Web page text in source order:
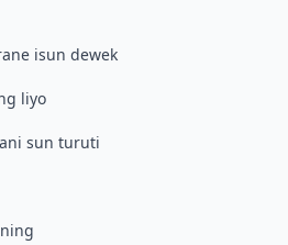
isun dewek
liyo
sun turuti